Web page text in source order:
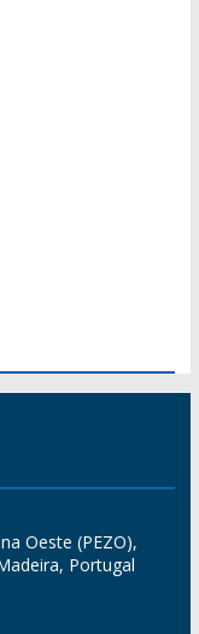
Oeste (PEZO),
Portugal